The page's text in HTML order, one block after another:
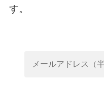
す。